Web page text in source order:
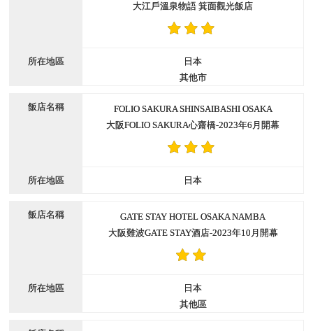
大江戶溫泉物語 箕面觀光飯店
日本
其他市
FOLIO SAKURA SHINSAIBASHI OSAKA
大阪FOLIO SAKURA心齋橋-2023年6月開幕
日本
GATE STAY HOTEL OSAKA NAMBA
大阪難波GATE STAY酒店-2023年10月開幕
日本
其他區